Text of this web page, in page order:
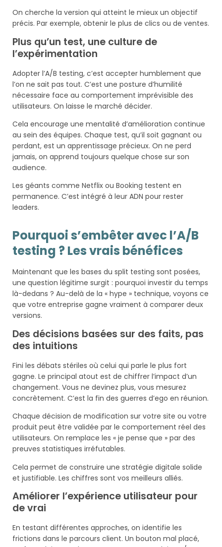
On cherche la version qui atteint le mieux un objectif
précis. Par exemple, obtenir le plus de clics ou de ventes.
Plus qu’un test, une culture de
l’expérimentation
Adopter l’A/B testing, c’est accepter humblement que
l’on ne sait pas tout. C’est une posture d’humilité
nécessaire face au comportement imprévisible des
utilisateurs. On laisse le marché décider.
Cela encourage une mentalité d’amélioration continue
au sein des équipes. Chaque test, qu’il soit gagnant ou
perdant, est un apprentissage précieux. On ne perd
jamais, on apprend toujours quelque chose sur son
audience.
Les géants comme Netflix ou Booking testent en
permanence. C’est intégré à leur ADN pour rester
leaders.
Pourquoi s’embêter avec l’A/B
testing ? Les vrais bénéfices
Maintenant que les bases du split testing sont posées,
une question légitime surgit : pourquoi investir du temps
là-dedans ? Au-delà de la « hype » technique, voyons ce
que votre entreprise gagne vraiment à comparer deux
versions.
Des décisions basées sur des faits, pas
des intuitions
Fini les débats stériles où celui qui parle le plus fort
gagne. Le principal atout est de chiffrer l’impact d’un
changement. Vous ne devinez plus, vous mesurez
concrètement. C’est la fin des guerres d’ego en réunion.
Chaque décision de modification sur votre site ou votre
produit peut être validée par le comportement réel des
utilisateurs. On remplace les « je pense que » par des
preuves statistiques irréfutables.
Cela permet de construire une stratégie digitale solide
et justifiable. Les chiffres sont vos meilleurs alliés.
Améliorer l’expérience utilisateur pour
de vrai
En testant différentes approches, on identifie les
frictions dans le parcours client. Un bouton mal placé,